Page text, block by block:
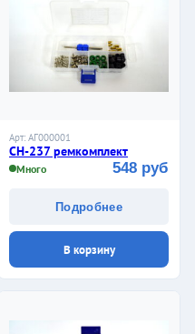
Арт: АГ000001
CH-237 ремкомплект
Много 548 руб
Подробнее
В корзину